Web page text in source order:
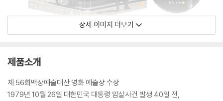
상세 이미지 더보기
제품소개
제 56회백상예술대산 영화 예술상 수상
1979년 10월 26일 대한민국 대통령 암살사건 발생 40일 전,